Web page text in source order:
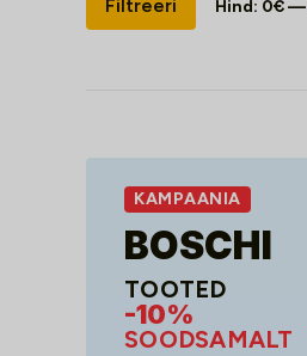
hind
hind
Filtreeri Hind: 0€—
KAMPAANIA
BOSCHI
TOOTED
-10%
SOODSAMALT